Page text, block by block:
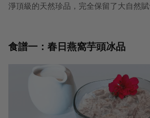
淨頂級的天然珍品，完全保留了大自然賦
食譜一：春日燕窩芋頭冰品